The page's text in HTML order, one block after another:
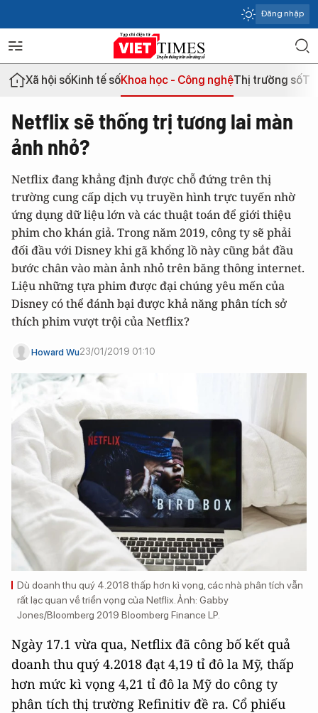
Đăng nhập
Xã hội sốKinh tế sốKhoa học - Công nghệThị trường số
Netflix sẽ thống trị tương lai màn
ảnh nhỏ?
Netflix đang khẳng định được chỗ đứng trên thị
trường cung cấp dịch vụ truyền hình trực tuyến nhờ
ứng dụng dữ liệu lớn và các thuật toán để giới thiệu
phim cho khán giả. Trong năm 2019, công ty sẽ phải
đối đầu với Disney khi gã khổng lồ này cũng bắt đầu
bước chân vào màn ảnh nhỏ trên băng thông internet.
Liệu những tựa phim được đại chúng yêu mến của
Disney có thể đánh bại được khả năng phân tích sở
thích phim vượt trội của Netflix?
Howard Wu23/01/2019 01:10
Dù doanh thu quý 4.2018 thấp hơn kì vọng, các nhà phân tích vẫn
rất lạc quan về triển vọng của Netflix. Ảnh: Gabby
Jones/Bloomberg 2019 Bloomberg Finance LP.
Ngày 17.1 vừa qua, Netflix đã công bố kết quả
doanh thu quý 4.2018 đạt 4,19 tỉ đô la Mỹ, thấp
hơn mức kì vọng 4,21 tỉ đô la Mỹ do công ty
phân tích thị trường Refinitiv đề ra. Cổ phiếu